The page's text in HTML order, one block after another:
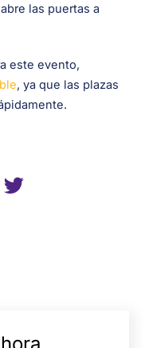
las puertas a
este evento,
, ya que las plazas